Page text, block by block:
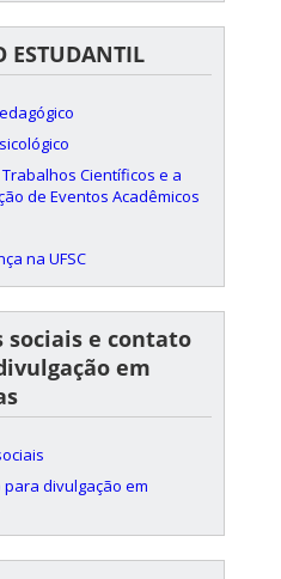
ESTUDANTIL
Científicos e a
de Eventos Acadêmicos
na UFSC
sociais e contato
em
para divulgação em